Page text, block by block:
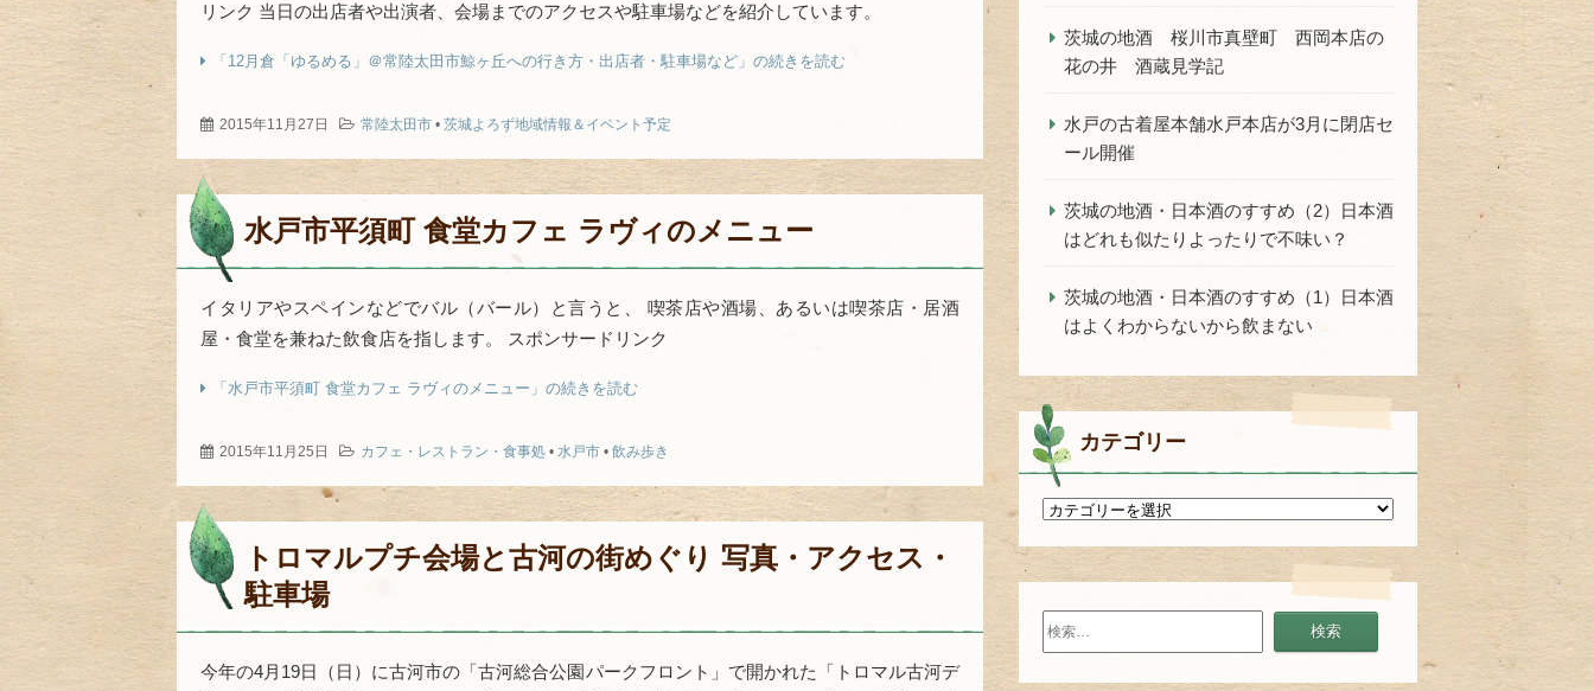
リンク 当日の出店者や出演者、会場までのアクセスや駐車場などを紹介しています。
「12月倉「ゆるめる」＠常陸太田市鯨ヶ丘への行き方・出店者・駐車場など」の続きを読む
2015年11月27日 常陸太田市 • 茨城よろず地域情報＆イベント予定
水戸市平須町 食堂カフェ ラヴィのメニュー
イタリアやスペインなどでバル（バール）と言うと、 喫茶店や酒場、あるいは喫茶店・居酒
屋・食堂を兼ねた飲食店を指します。 スポンサードリンク
「水戸市平須町 食堂カフェ ラヴィのメニュー」の続きを読む
2015年11月25日 カフェ・レストラン・食事処 • 水戸市 • 飲み歩き
トロマルプチ会場と古河の街めぐり 写真・アクセス・
駐車場
今年の4月19日（日）に古河市の「古河総合公園パークフロント」で開かれた「トロマル古河デ
茨城の地酒 桜川市真壁町 西岡本店の
花の井 酒蔵見学記
水戸の古着屋本舗水戸本店が3月に閉店セ
ール開催
茨城の地酒・日本酒のすすめ（2）日本酒
はどれも似たりよったりで不味い？
茨城の地酒・日本酒のすすめ（1）日本酒
はよくわからないから飲まない
カテゴリー
カ
ゴ
リ
ー
索: